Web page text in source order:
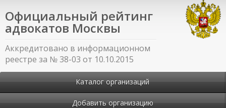
Официальный рейтинг
адвокатов Москвы
Аккредитовано в информационном
реестре за № 38-03 от 10.10.2015
Каталог организаций
Добавить организацию